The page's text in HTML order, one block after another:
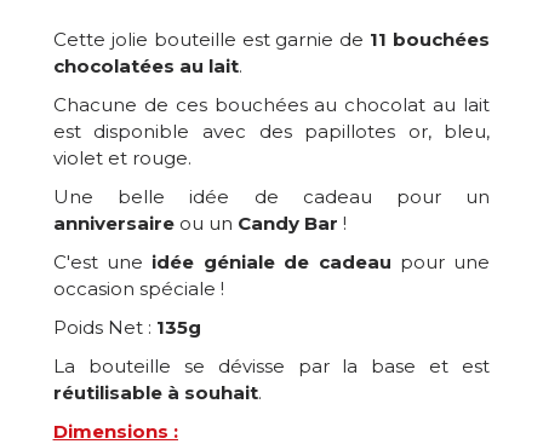
Cette jolie bouteille est garnie de 11 bouchées
chocolatées au lait.
Chacune de ces bouchées au chocolat au lait
est disponible avec des papillotes or, bleu,
violet et rouge.
Une belle idée de cadeau pour un
anniversaireou un Candy Bar !
C'est une idée géniale de cadeau pour une
occasion spéciale !
Poids Net : 135g
La bouteille se dévisse par la base et est
réutilisable à souhait.
Dimensions :